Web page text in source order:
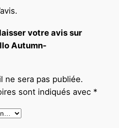
votre avis sur
Autumn-
ne sera pas publiée.
sont indiqués avec *